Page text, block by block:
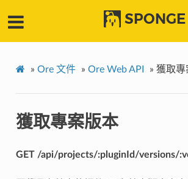
SPONGE
» Ore 文件 » Ore Web API » 獲取專
獲取專案版本
GET /api/projects/:pluginId/versions/